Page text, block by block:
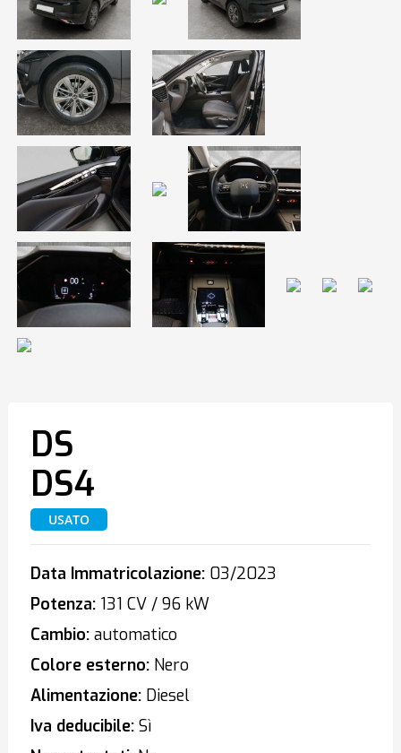
DS
DS4
USATO
Data Immatricolazione:03/2023
Potenza:131 CV / 96 kW
Cambio:automatico
Colore esterno:Nero
Alimentazione:Diesel
Iva deducibile:Sì